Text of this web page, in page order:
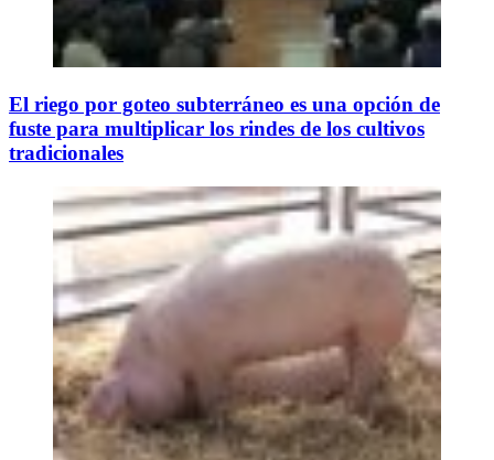
El riego por goteo subterráneo es una opción de
fuste para multiplicar los rindes de los cultivos
tradicionales